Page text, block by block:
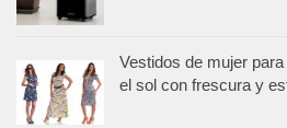
Vestidos de mujer
el sol con frescura y